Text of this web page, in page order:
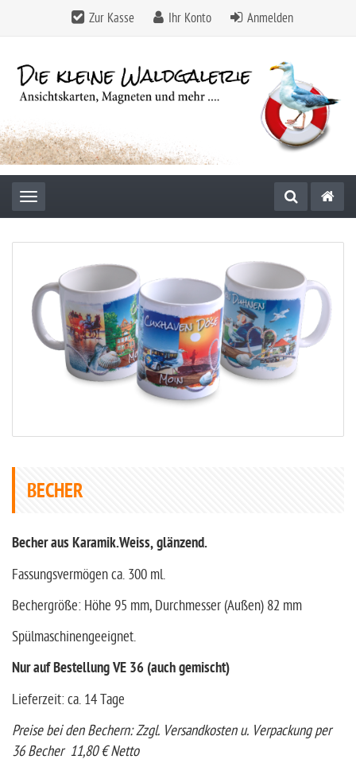
Zur Kasse Ihr Konto Anmelden
Toggle navigation
BECHER
Becher aus Karamik.Weiss, glänzend.
Fassungsvermögen ca. 300 ml.
Bechergröße: Höhe 95 mm, Durchmesser (Außen) 82 mm
Spülmaschinengeeignet.
Nur auf Bestellung VE 36 (auch gemischt)
Lieferzeit: ca. 14 Tage
Preise bei den Bechern: Zzgl. Versandkosten u. Verpackung per
36 Becher 11,80 € Netto